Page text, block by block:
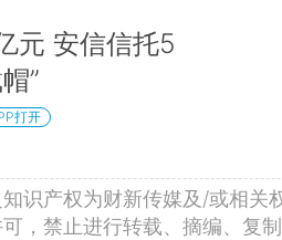
元 安信信托5
”
打开
识产权为财新传媒及/或相关
，禁止进行转载、摘编、复